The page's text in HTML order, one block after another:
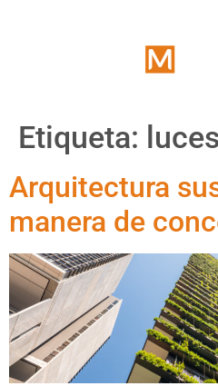
Etiqueta:
Arquitectura
manera de